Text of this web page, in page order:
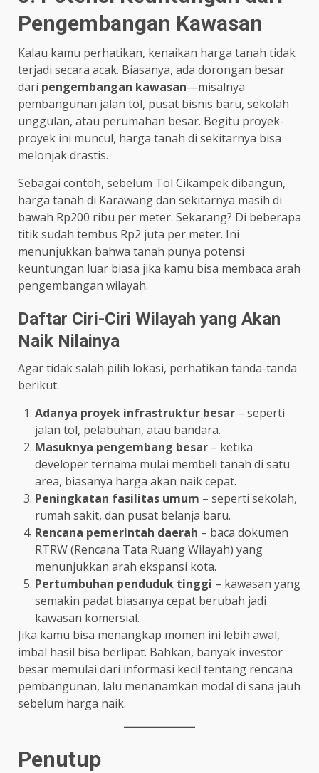
Pengembangan Kawasan
Kalau kamu perhatikan, kenaikan harga tanah tidak
terjadi secara acak. Biasanya, ada dorongan besar
dari pengembangan kawasan—misalnya
pembangunan jalan tol, pusat bisnis baru, sekolah
unggulan, atau perumahan besar. Begitu proyek-
proyek ini muncul, harga tanah di sekitarnya bisa
melonjak drastis.
Sebagai contoh, sebelum Tol Cikampek dibangun,
harga tanah di Karawang dan sekitarnya masih di
bawah Rp200 ribu per meter. Sekarang? Di beberapa
titik sudah tembus Rp2 juta per meter. Ini
menunjukkan bahwa tanah punya potensi
keuntungan luar biasa jika kamu bisa membaca arah
pengembangan wilayah.
Daftar Ciri-Ciri Wilayah yang Akan
Naik Nilainya
Agar tidak salah pilih lokasi, perhatikan tanda-tanda
berikut:
Adanya proyek infrastruktur besar – seperti
jalan tol, pelabuhan, atau bandara.
Masuknya pengembang besar – ketika
developer ternama mulai membeli tanah di satu
area, biasanya harga akan naik cepat.
Peningkatan fasilitas umum – seperti sekolah,
rumah sakit, dan pusat belanja baru.
Rencana pemerintah daerah – baca dokumen
RTRW (Rencana Tata Ruang Wilayah) yang
menunjukkan arah ekspansi kota.
Pertumbuhan penduduk tinggi – kawasan yang
semakin padat biasanya cepat berubah jadi
kawasan komersial.
Jika kamu bisa menangkap momen ini lebih awal,
imbal hasil bisa berlipat. Bahkan, banyak investor
besar memulai dari informasi kecil tentang rencana
pembangunan, lalu menanamkan modal di sana jauh
sebelum harga naik.
Penutup